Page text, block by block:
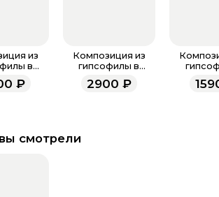
из
в
S
₽
Композиция из
гипсофилы в
2900 ₽
смотрели